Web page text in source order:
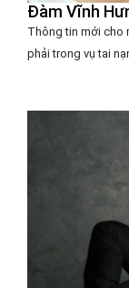
Đàm Vĩnh
Thông tin mới cho
phải trong vụ tai